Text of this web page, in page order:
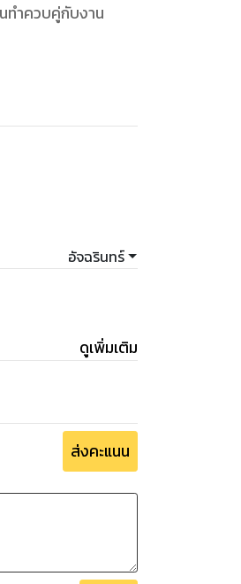
ทำควบคู่กับงาน
แล้ว มีเงินเข้ามา
นหนังสือเพื่อขายบน
มากกว่านั้นคือ
อัจฉรินทร์
ดูเพิ่มเติม
ส่งคะแนน